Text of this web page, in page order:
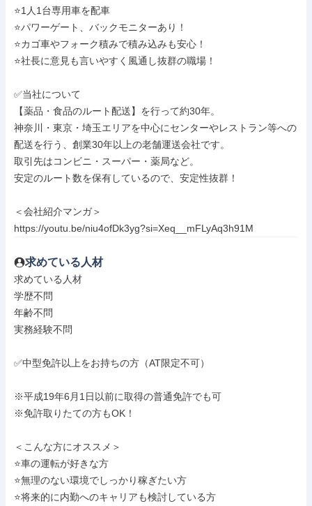
⭐1人1台専用車を配車
⭐パワーゲート、バックモニターあり！
⭐カゴ車やフォーク積みで積み込みも安心！
⭐社長に意見も言いやすく風通し抜群の職場！
✅当社について
【薬品・食品のルート配送】を行って約30年。
神奈川・東京・埼玉エリアを中心にセンターやレストラン等への
配送を行う、創業30年以上の老舗運送会社です。
取引先はコンビニ・スーパー・薬局など。
安定のルート数を保有しているので、安定性抜群！
＜会社紹介マンガ＞
https://youtu.be/niu4ofDk3yg?si=Xeq__mFLyAq3h91M
求めている人材
求めている人材
学歴不問
年齢不問
実務経験不問
✅中型免許以上をお持ちの方（AT限定不可）
※平成19年6月1日以前に取得の普通免許でも可
※免許取りたての方もOK！
＜こんな方にオススメ＞
⭐車の運転が好きな方
⭐無理のない環境でしっかり稼ぎたい方
⭐将来的に内勤へのキャリアも検討している方